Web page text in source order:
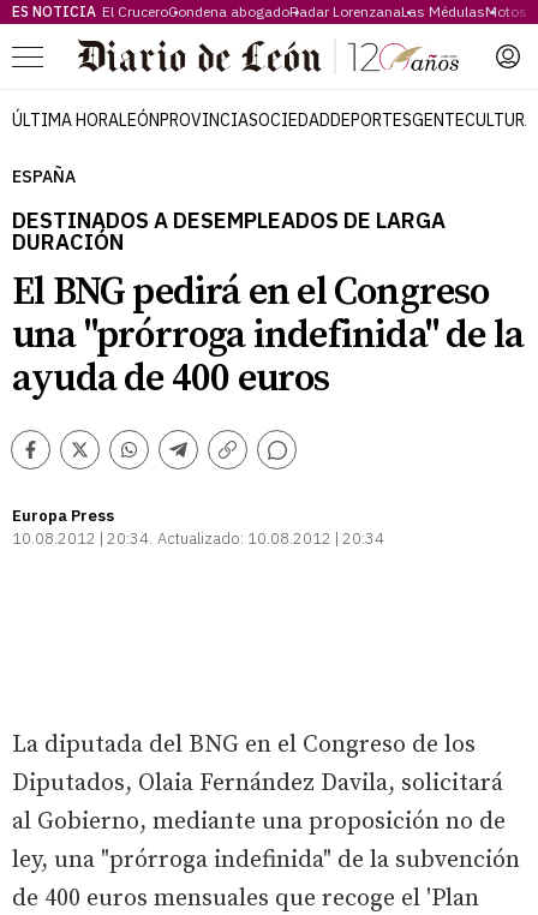
ES NOTICIA El CruceroCondena abogadoRadar LorenzanaLas MédulasMotos
Menú
ÚLTIMA HORALEÓNPROVINCIASOCIEDADDEPORTESGENTECULTURA
ESPAÑA
DESTINADOS A DESEMPLEADOS DE LARGA
DURACIÓN
El BNG pedirá en el Congreso
una "prórroga indefinida" de la
ayuda de 400 euros
Facebook
TwitterWhatsappTelegram
Copiar
Comentarios
Europa Press
10.08.2012 | 20:34 Actualizado: 10.08.2012 | 20:34
La diputada del BNG en el Congreso de los
Diputados, Olaia Fernández Davila, solicitará
al Gobierno, mediante una proposición no de
ley, una "prórroga indefinida" de la subvención
de 400 euros mensuales que recoge el 'Plan